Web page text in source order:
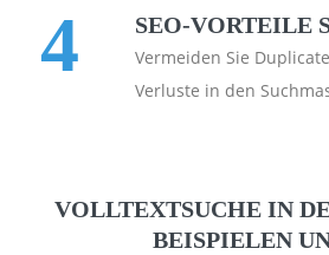
4 SEO-VORTEILE
Vermeiden Sie
Verluste in den
VOLLTEXTSUCHE IN
BEISPIELEN